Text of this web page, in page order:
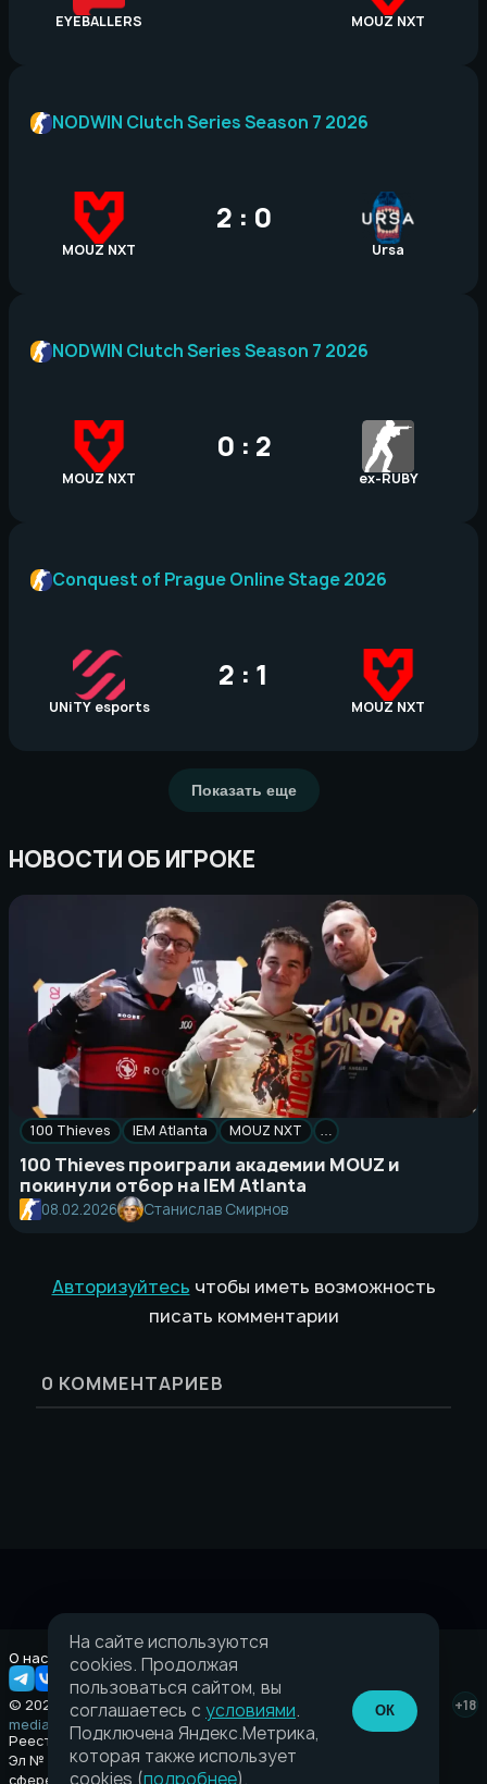
EYEBALLERS MOUZ NXT
MOUZ NXT
2 : 0
Ursa
NODWIN Clutch Series Season 7 2026
MOUZ NXT
0 : 2
ex-RUBY
NODWIN Clutch Series Season 7 2026
UNiTY esports
2 : 1
MOUZ NXT
Conquest of Prague Online Stage 2026
Показать еще
НОВОСТИ ОБ ИГРОКЕ
100 Thieves IEM Atlanta MOUZ NXT …
100 Thieves проиграли академии MOUZ и
покинули отбор на IEM Atlanta
08.02.2026 Станислав Смирнов
Авторизуйтесь чтобы иметь возможность
писать комментарии
0 КОММЕНТАРИЕВ
О нас Правовая информация
© 2026 Taverna.gg
+18
media@taverna.gg
Реестровая запись:
Эл № ФС77-89710 выдано Федеральной службой по надзору в
сфере связи, информационных технологий и массовых
На сайте используются
cookies. Продолжая
пользоваться сайтом, вы
соглашаетесь с условиями.
Подключена Яндекс.Метрика,
которая также использует
cookies (подробнее).
ОК